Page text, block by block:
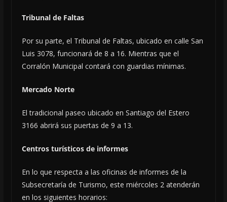
Tribunal de Faltas
Por su parte, el Tribunal de Faltas, ubicado en calle San
Luis 3078, funcionará de 8 a 16. Mientras que el
Corralón Municipal contará con guardias mínimas.
Mercado Norte
El tradicional paseo ubicado en Santiago del Estero
3166 abrirá sus puertas de 9 a 13.
Centros turísticos de informes
En lo que respecta a las oficinas de informes de la
Subsecretaría de Turismo, este miércoles 2 atenderán
en los siguientes horarios: